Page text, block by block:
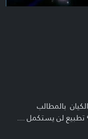
بالمطالب
تطبيع لن يستكمل ....